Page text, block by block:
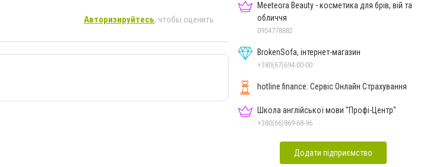
Авторизируйтесь, чтобы оценить
Meeteora Beauty - косметика для брів, вій та
обличчя
0954778882
BrokenSofa, інтернет-магазин
+380(67)694-00-00
hotline.finance: Сервіс Онлайн Страхування
Школа англійської мови "Профі-Центр"
+380(66)869-68-96
Додати підприємство